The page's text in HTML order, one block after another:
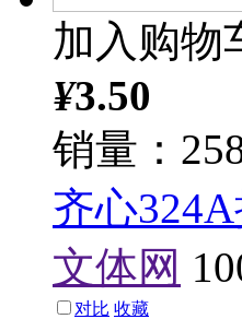
加入购物
¥3.50
销量：
齐心
文体网
对比 收藏